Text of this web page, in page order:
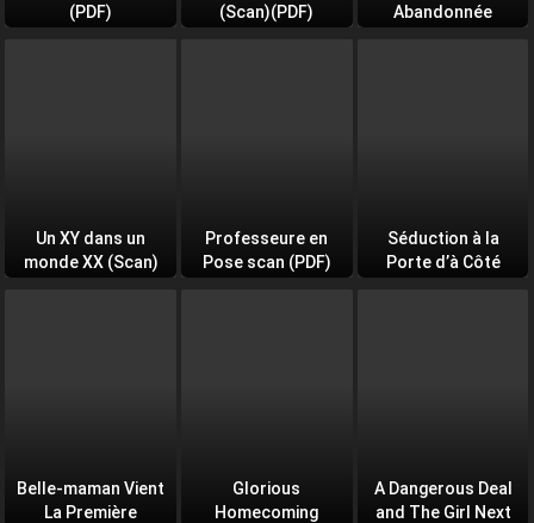
(PDF)
(Scan)(PDF)
Abandonnée
Un XY dans un
monde XX (Scan)
Professeure en
Pose scan (PDF)
Séduction à la
Porte d’à Côté
Belle-maman Vient
La Première
Glorious
Homecoming
A Dangerous Deal
and The Girl Next